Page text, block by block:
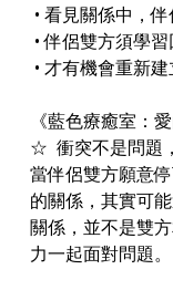
• 看見關係中，
• 伴侶雙方須學
• 才有機會重新
《藍色療癒室：
☆ 衝突不是問題
當伴侶雙方願意
的關係，其實可
關係，並不是雙
力一起面對問題。